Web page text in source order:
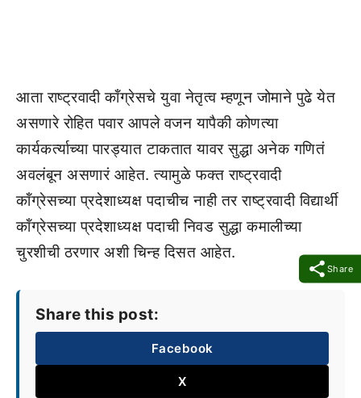
Share
आता राष्ट्रवादी कॉंग्रेसचे युवा नेतृत्व म्हणून जोमाने पुढे येत
असणारे रोहित पवार आपले वजन यापैकी कोणत्या
कार्यकर्त्याच्या पारड्यात टाकतात यावर सुद्धा अनेक गणितं
अवलंबून असणारं आहेत. त्यामुळे फक्त राष्ट्रवादी
कॉंग्रेसच्या प्रदेशाध्यक्ष पदाचीच नाही तर राष्ट्रवादी विद्यार्थी
कॉंग्रेसच्या प्रदेशाध्यक्ष पदाची निवड सुद्धा कमालीच्या
चुरशीची ठरणार अशी चिन्ह दिसत आहेत.
Share this post:
Facebook
X